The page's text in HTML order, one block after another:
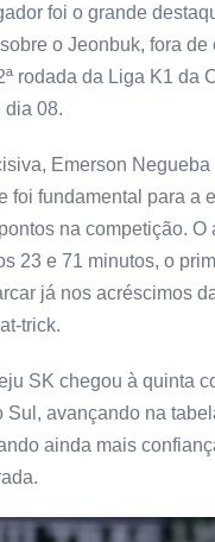
foi o grande
o Jeonbuk, fora de
rodada da Liga K1 da
dia 08.
Emerson Negueba
foi fundamental para a
na competição. O
23 e 71 minutos, o
já nos acréscimos
trick.
SK chegou à quinta
Sul, avançando na
ainda mais